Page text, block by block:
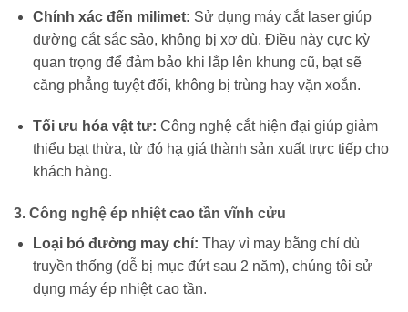
Chính xác đến milimet: Sử dụng máy cắt laser giúp
đường cắt sắc sảo, không bị xơ dù. Điều này cực kỳ
quan trọng để đảm bảo khi lắp lên khung cũ, bạt sẽ
căng phẳng tuyệt đối, không bị trùng hay vặn xoắn.
Tối ưu hóa vật tư: Công nghệ cắt hiện đại giúp giảm
thiểu bạt thừa, từ đó hạ giá thành sản xuất trực tiếp cho
khách hàng.
3. Công nghệ ép nhiệt cao tần vĩnh cửu
Loại bỏ đường may chỉ: Thay vì may bằng chỉ dù
truyền thống (dễ bị mục đứt sau 2 năm), chúng tôi sử
dụng máy ép nhiệt cao tần.